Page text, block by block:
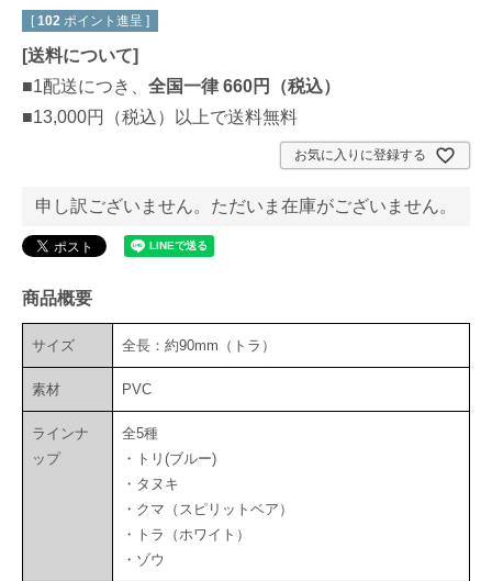
[ 102 ポイント進呈 ]
[送料について]
■1配送につき、 全国一律 660円（税込）
■13,000円（税込）以上で送料無料
お気に入りに登録する
申し訳ございません。ただいま在庫がございません。
商品概要
サイズ 全長：約90mm（トラ）
素材 PVC
ラインナ
ップ
全5種
・トリ(ブルー)
・タヌキ
・クマ（スピリットベア）
・トラ（ホワイト）
・ゾウ